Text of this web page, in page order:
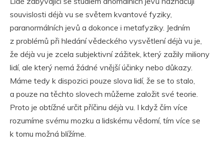
souvislosti déjà vu se světem kvantové fyziky,
paranormálních jevů a dokonce i metafyziky. Jedním
z problémů při hledání vědeckého vysvětlení déjà vu je,
že déjà vu je zcela subjektivní zážitek, který zažily miliony
lidí, ale který nemá žádné vnější účinky nebo důkazy.
Máme tedy k dispozici pouze slova lidí, že se to stalo,
a pouze na těchto slovech můžeme založit své teorie.
Proto je obtížné určit příčinu déjà vu. I když čím více
rozumíme svému mozku a lidskému vědomí, tím více se
k tomu možná blížíme.